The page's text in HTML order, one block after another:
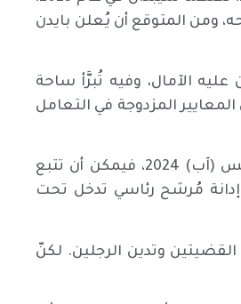
نية ترشحه، ومن المتوقع أن يُعلن بايدن
عليه الآمال، وفيه تُبرَّأ ساحة
المزدوجة في التعامل
سيناريو عدم الإدانة — إذا امتدت التحقيقات بشأن ترامب وبادين حتى أغسطس (آب) 2024، فيمكن أن تتبع
مُرشح رئاسي تدخل تحت
وتدين الرجلين. لكنّ